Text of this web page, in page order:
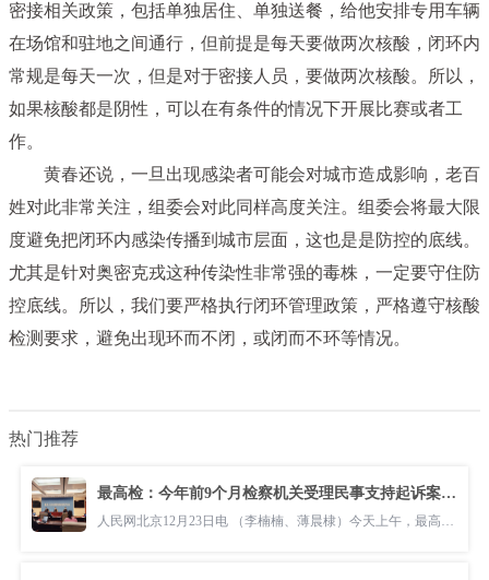
密接相关政策，包括单独居住、单独送餐，给他安排专用车辆
在场馆和驻地之间通行，但前提是每天要做两次核酸，闭环内
常规是每天一次，但是对于密接人员，要做两次核酸。所以，
如果核酸都是阴性，可以在有条件的情况下开展比赛或者工
作。
黄春还说，一旦出现感染者可能会对城市造成影响，老百
姓对此非常关注，组委会对此同样高度关注。组委会将最大限
度避免把闭环内感染传播到城市层面，这也是是防控的底线。
尤其是针对奥密克戎这种传染性非常强的毒株，一定要守住防
控底线。所以，我们要严格执行闭环管理政策，严格遵守核酸
检测要求，避免出现环而不闭，或闭而不环等情况。
热门推荐
最高检：今年前9个月检察机关受理民事支持起诉案超4万件
人民网北京12月23日电 （李楠楠、薄晨棣）今天上午，最高人民检察院举行“能动履行民事支持起诉职能 依法保障特